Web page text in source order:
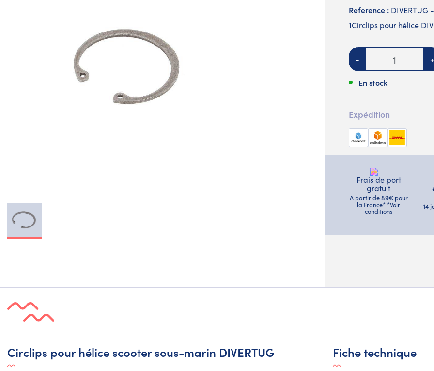
Reference : DIVERTUG -
1Circlips pour hélice
Quantité
- +
En stock
Expédition
Frais de port
gratuit
A partir de 89€ pour
la France* *Voir
conditions
14
Circlips pour hélice scooter sous-marin DIVERTUG Fiche technique